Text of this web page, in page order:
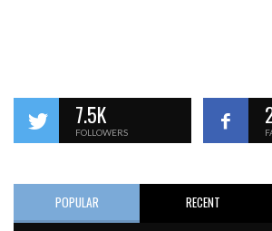
7.5K
FOLLOWERS
POPULAR RECENT